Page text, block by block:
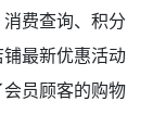
费查询、积分
最新优惠活动
员顾客的购物